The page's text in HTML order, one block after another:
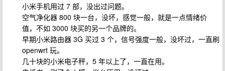
小米手机用过 7 部，没出过问题。
空气净化器 800 块一台，没坏，感觉一般，就是一点情绪价
值，不如 3000 块买的另一个品牌的。
早期小米路由器 3G 买过 3 个，信号强度一般，没坏过，一直刷
openwrt 玩。
几十块的小米电子秤，5 年以上了，一直在用。